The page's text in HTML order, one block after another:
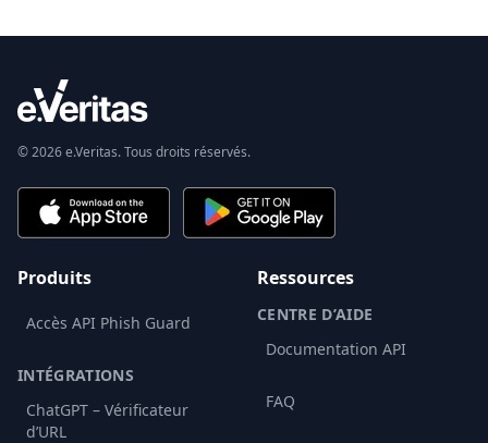
© 2026 e.Veritas. Tous droits réservés.
Produits
Accès API Phish Guard
INTÉGRATIONS
ChatGPT – Vérificateur
d’URL
Ressources
CENTRE D’AIDE
Documentation API
FAQ